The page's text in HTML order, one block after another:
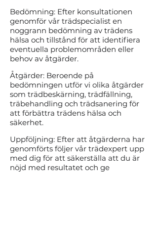
Bedömning: Efter konsultationen
genomför vår trädspecialist en
noggrann bedömning av trädens
hälsa och tillstånd för att identifiera
eventuella problemområden eller
behov av åtgärder.
Åtgärder: Beroende på
bedömningen utför vi olika åtgärder
som trädbeskärning, trädfällning,
träbehandling och trädsanering för
att förbättra trädens hälsa och
säkerhet.
Uppföljning: Efter att åtgärderna har
genomförts följer vår trädexpert upp
med dig för att säkerställa att du är
nöjd med resultatet och ge